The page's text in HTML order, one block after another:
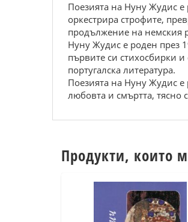
Поезията на Нуну Жудис е
оркестрира строфите,
продължение на немския
Нуну Жудис е роден през
първите си стихосбирки
португалска литература.
Поезията на Нуну Жудис
любовта и смъртта, тясно
Продукти, които